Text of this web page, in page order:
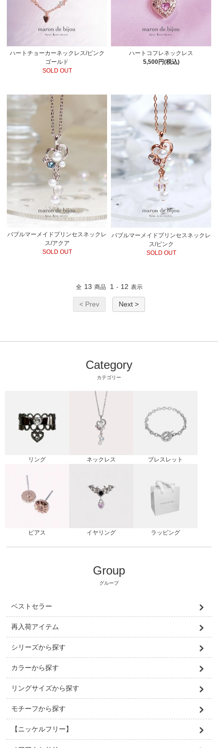
ハートチョーカーネックレス/ピンク
ゴールド
SOLD OUT
ハートコフレネックレス
5,500円(税込)
バブルマーメイドプリンセスネックレ
ス/アクア
SOLD OUT
バブルマーメイドプリンセスネックレ
ス/ピンク
SOLD OUT
全 13 商品 1 - 12 表示
< Prev Next >
Category
カテゴリー
リング ネックレス ブレスレット
ピアス イヤリング ラッピング
Group
グループ
ベストセラー
再入荷アイテム
シリーズから探す
カラーから探す
リングサイズから探す
モチーフから探す
【ニッケルフリー】